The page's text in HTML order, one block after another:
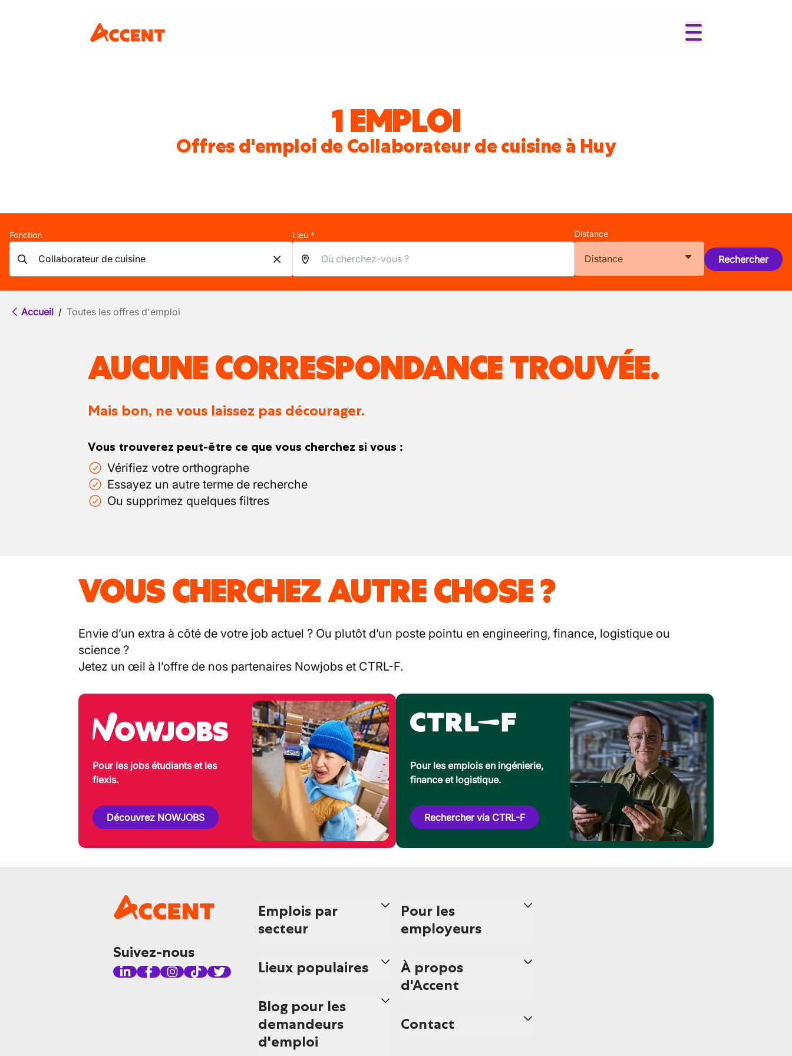
1 EMPLOI
Offres d'emploi de Collaborateur de cuisine à Huy
Fonction Lieu * Distance
Distance Rechercher
Accueil / Toutes les offres d'emploi
AUCUNE CORRESPONDANCE TROUVÉE.
Mais bon, ne vous laissez pas décourager.
Vous trouverez peut-être ce que vous cherchez si vous :
Vérifiez votre orthographe
Essayez un autre terme de recherche
Ou supprimez quelques filtres
VOUS CHERCHEZ AUTRE CHOSE ?
Envie d’un extra à côté de votre job actuel ? Ou plutôt d’un poste pointu en engineering, finance, logistique ou
science ?
Jetez un œil à l’offre de nos partenaires Nowjobs et CTRL-F.
Pour les jobs étudiants et les
flexis.
Découvrez NOWJOBS
Pour les emplois en ingénierie,
finance et logistique.
Rechercher via CTRL-F
Suivez-nous
Emplois par
secteur
Lieux populaires
Blog pour les
demandeurs
d'emploi
Pour les
employeurs
À propos
d'Accent
Contact